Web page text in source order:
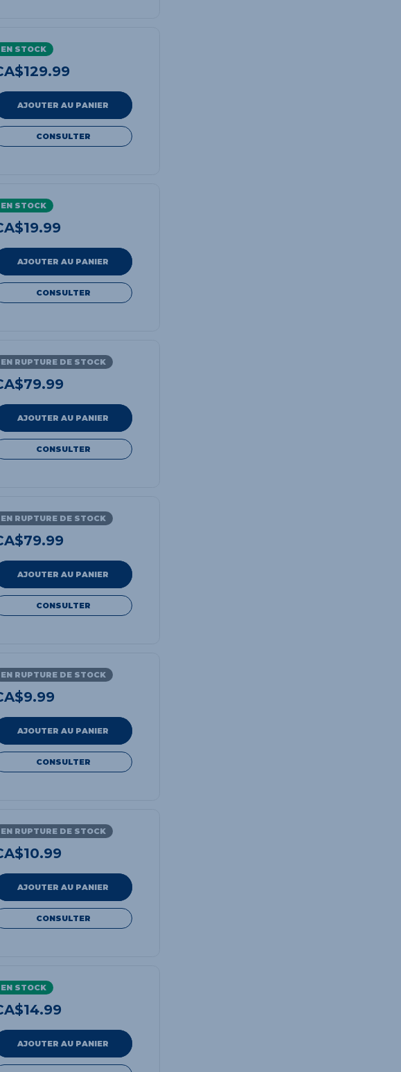
EN STOCK
129.99
AJOUTER AU PANIER
CONSULTER
EN STOCK
19.99
AJOUTER AU PANIER
CONSULTER
EN RUPTURE DE STOCK
79.99
AJOUTER AU PANIER
CONSULTER
EN RUPTURE DE STOCK
79.99
AJOUTER AU PANIER
CONSULTER
EN RUPTURE DE STOCK
9.99
AJOUTER AU PANIER
CONSULTER
EN RUPTURE DE STOCK
10.99
AJOUTER AU PANIER
CONSULTER
EN STOCK
14.99
AJOUTER AU PANIER